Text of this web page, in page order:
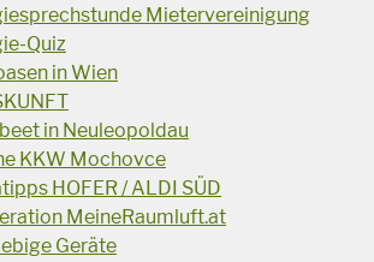
Mietervereinigung
Quiz
in Wien
in Neuleopoldau
KKW Mochovce
HOFER / ALDI SÜD
MeineRaumluft.at
Geräte